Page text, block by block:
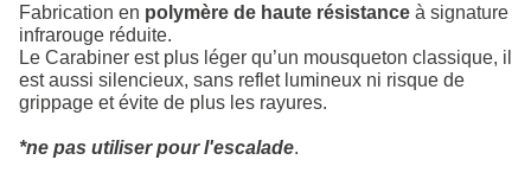
Fabrication en polymère de haute résistance à signature
infrarouge réduite.
Le Carabiner est plus léger qu’un mousqueton classique, il
est aussi silencieux, sans reflet lumineux ni risque de
grippage et évite de plus les rayures.
*ne pas utiliser pour l'escalade.